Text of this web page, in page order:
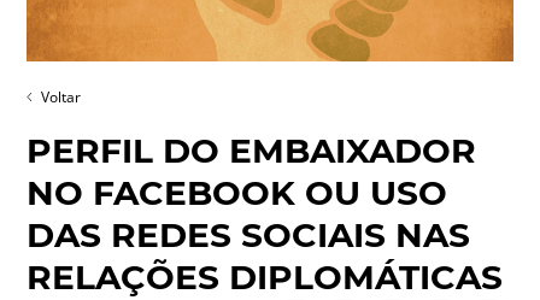
Voltar
PERFIL DO EMBAIXADOR
NO FACEBOOK OU USO
DAS REDES SOCIAIS NAS
RELAÇÕES DIPLOMÁTICAS